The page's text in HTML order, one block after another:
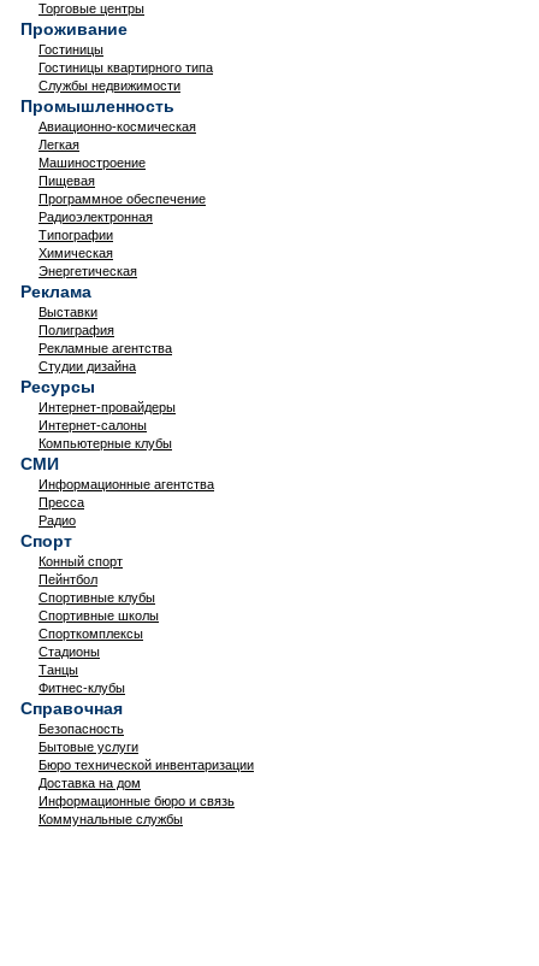
Торговые центры
Проживание
Гостиницы
Гостиницы квартирного типа
Службы недвижимости
Промышленность
Авиационно-космическая
Легкая
Машиностроение
Пищевая
Программное обеспечение
Радиоэлектронная
Типографии
Химическая
Энергетическая
Реклама
Выставки
Полиграфия
Рекламные агентства
Студии дизайна
Ресурсы
Интернет-провайдеры
Интернет-салоны
Компьютерные клубы
СМИ
Информационные агентства
Пресса
Радио
Спорт
Конный спорт
Пейнтбол
Спортивные клубы
Спортивные школы
Спорткомплексы
Стадионы
Танцы
Фитнес-клубы
Справочная
Безопасность
Бытовые услуги
Бюро технической инвентаризации
Доставка на дом
Информационные бюро и связь
Коммунальные службы